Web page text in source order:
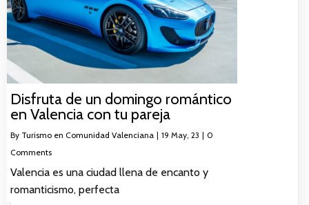
Disfruta de un domingo romántico
en Valencia con tu pareja
By Turismo en Comunidad Valenciana | 19 May, 23 | 0
Comments
Valencia es una ciudad llena de encanto y
romanticismo, perfecta